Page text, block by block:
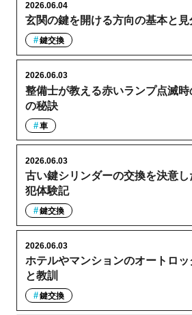
玄関の鍵を開ける方向の基本と見
2026.06.04
鍵交換
整備士が教える赤いランプ点滅
の秘訣
2026.06.03
車
古い鍵シリンダーの交換を決意
犯体験記
2026.06.03
鍵交換
ホテルやマンションのオートロッ
と教訓
2026.06.03
鍵交換